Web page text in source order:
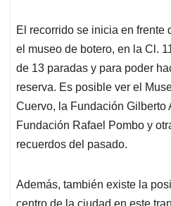
El recorrido se inicia en frente
el museo de botero, en la Cl.
de 13 paradas y para poder
reserva. Es posible ver el
Cuervo, la Fundación Gilberto
Fundación Rafael Pombo y
recuerdos del pasado.
Además, también existe la